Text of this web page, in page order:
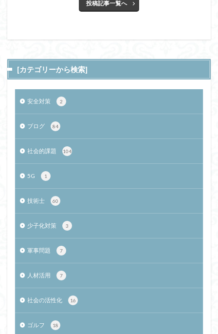
投稿記事一覧へ
[カテゴリーから検索]
安全対策 2
ブログ 84
社会的課題 104
5G 1
技術士 60
少子化対策 3
軍事問題 7
人材活用 7
社会の活性化 16
ゴルフ 18